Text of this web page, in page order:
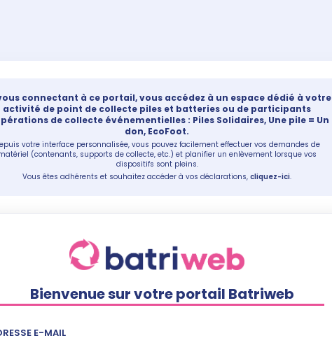
connectant à ce portail, vous accédez à un espace dédié à votre
activité de point de collecte piles et batteries ou de participants
de collecte événementielles : Piles Solidaires, Une pile = Un
don, EcoFoot.
votre interface personnalisée, vous pouvez facilement effectuer vos demandes de
(contenants, supports de collecte, etc.) et planifier un enlèvement lorsque vos
dispositifs sont pleins.
Vous êtes adhérents et souhaitez accéder à vos déclarations, cliquez-ici.
Bienvenue sur votre portail Batriweb
E-MAIL